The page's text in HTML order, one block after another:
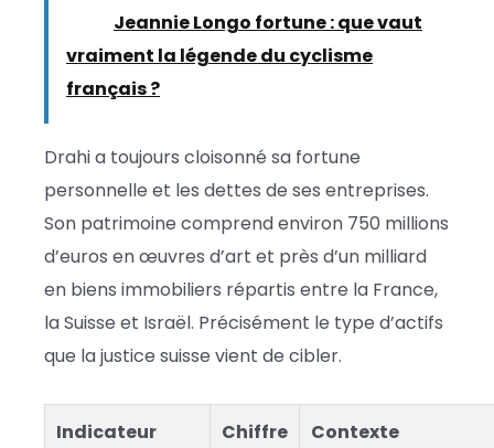
Jeannie Longo fortune : que vaut
vraiment la légende du cyclisme
français ?
Drahi a toujours cloisonné sa fortune
personnelle et les dettes de ses entreprises.
Son patrimoine comprend environ 750 millions
d’euros en œuvres d’art et près d’un milliard
en biens immobiliers répartis entre la France,
la Suisse et Israël. Précisément le type d’actifs
que la justice suisse vient de cibler.
Indicateur Chiffre Contexte